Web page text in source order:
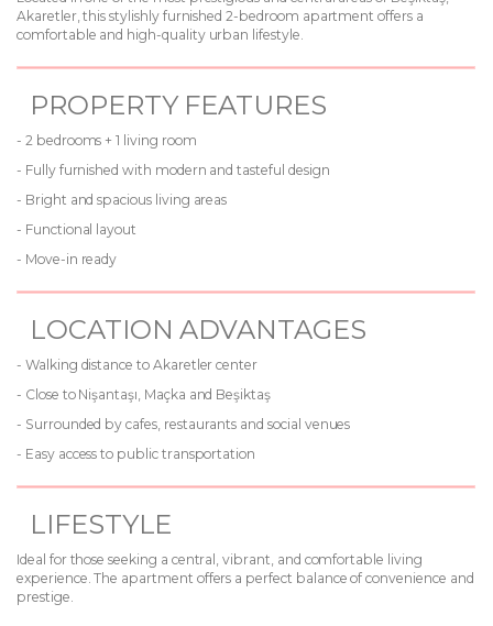
Akaretler, this stylishly furnished 2-bedroom apartment offers a
comfortable and high-quality urban lifestyle.
PROPERTY FEATURES
- 2 bedrooms + 1 living room
- Fully furnished with modern and tasteful design
- Bright and spacious living areas
- Functional layout
- Move-in ready
LOCATION ADVANTAGES
- Walking distance to Akaretler center
- Close to Nişantaşı, Maçka and Beşiktaş
- Surrounded by cafes, restaurants and social venues
- Easy access to public transportation
LIFESTYLE
Ideal for those seeking a central, vibrant, and comfortable living
experience. The apartment offers a perfect balance of convenience and
prestige.